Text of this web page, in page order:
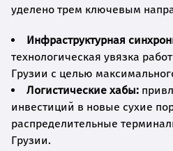
уделено трем ключевым
Инфраструктурная
технологическая увязка
Грузии с целью
Логистические хабы:
инвестиций в новые сухие
распределительные
Грузии.